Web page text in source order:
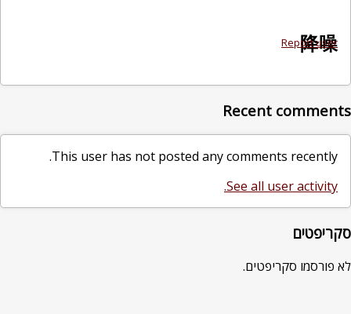
Report user
降噪
Recent comments
This user has not posted any comments recently.
See all user activity.
סקריפטים
לא פורסמו סקריפטים.